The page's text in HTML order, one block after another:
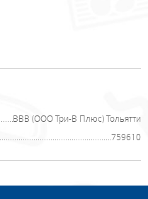
ВВВ (ООО Три-В Плюс) Тольятти
759610